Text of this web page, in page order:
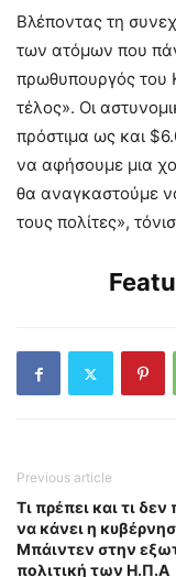
Βλέποντας τη
των ατόμων που
πρωθυπουργός του
τέλος». Οι
πρόστιμα ως και
να αφήσουμε μια
θα αναγκαστούμε
τους πολίτες»,
Previous article
Τι πρέπει και τι δεν
να κάνει η
Μπάιντεν στην
πολιτική των Η.Π.Α